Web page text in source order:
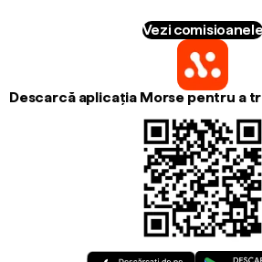
Vezi comisioanele
Descarcă aplicația Morse pentru a